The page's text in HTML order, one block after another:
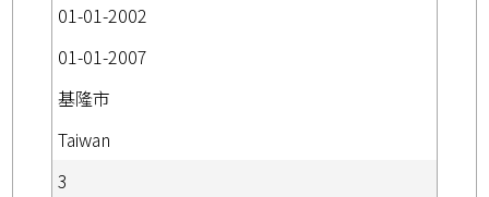
01-01-2002
01-01-2007
基隆市
Taiwan
3